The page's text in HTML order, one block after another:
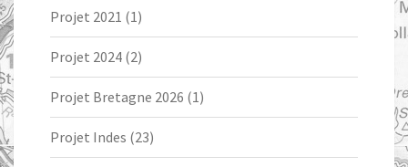
Projet 2021 (1)
Projet 2024 (2)
Projet Bretagne 2026 (1)
Projet Indes (23)